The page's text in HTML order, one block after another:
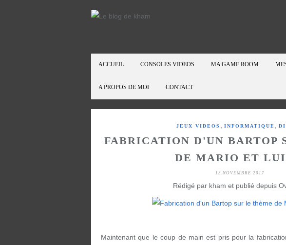
ACCUEIL CONSOLES VIDEOS MA GAME ROOM
A PROPOS DE MOI CONTACT
JEUX VIDEOS INFORMATIQUE
FABRICATION D'UN BARTOP
DE MARIO ET
13 NOVEMBRE 2017
Rédigé par kham et publié depuis
Maintenant que le coup de main est pris pour la